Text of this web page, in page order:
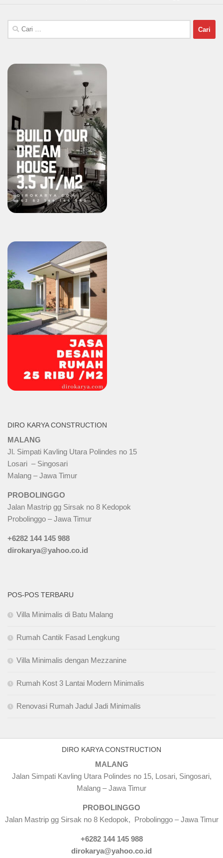
Cari
untuk:
DIRO KARYA CONSTRUCTION
MALANG
Jl. Simpati Kavling Utara Polindes no 15
Losari – Singosari
Malang – Jawa Timur
PROBOLINGGO
Jalan Mastrip gg Sirsak no 8 Kedopok
Probolinggo – Jawa Timur
+6282 144 145 988
dirokarya@yahoo.co.id
POS-POS TERBARU
Villa Minimalis di Batu Malang
Rumah Cantik Fasad Lengkung
Villa Minimalis dengan Mezzanine
Rumah Kost 3 Lantai Modern Minimalis
Renovasi Rumah Jadul Jadi Minimalis
DIRO KARYA CONSTRUCTION
MALANG
Jalan Simpati Kavling Utara Polindes no 15, Losari, Singosari,
Malang – Jawa Timur
PROBOLINGGO
Jalan Mastrip gg Sirsak no 8 Kedopok, Probolinggo – Jawa Timur
+6282 144 145 988
dirokarya@yahoo.co.id